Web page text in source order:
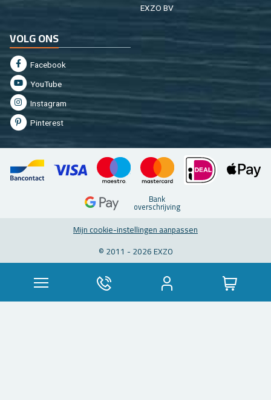
EXZO BV
VOLG ONS
Fa­cebook
You­Tu­be
In­st­agram
Pin­te­rest
Bank
over­schrij­ving
Mijn coo­kie-in­stel­lin­gen aan­pas­sen
© 2011 - 2026 EXZO